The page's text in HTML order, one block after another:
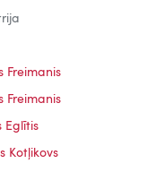
Freimanis
Freimanis
Eglītis
Kotļikovs